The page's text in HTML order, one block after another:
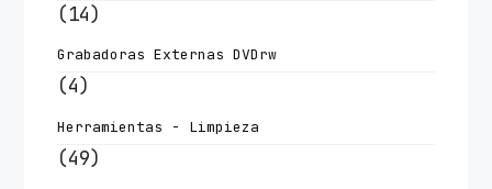
(14)
Grabadoras Externas DVDrw
(4)
Herramientas - Limpieza
(49)